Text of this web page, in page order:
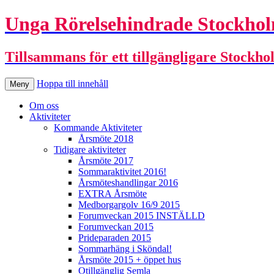
Unga Rörelsehindrade
Tillsammans för ett tillgängligare
Meny Hoppa till innehåll
Om oss
Aktiviteter
Kommande Aktiviteter
Årsmöte 2018
Tidigare aktiviteter
Årsmöte 2017
Sommaraktivitet 2016!
Årsmöteshandlingar 2016
EXTRA Årsmöte
Medborgargolv 16/9 2015
Forumveckan 2015 INSTÄLLD
Forumveckan 2015
Prideparaden 2015
Sommarhäng i Sköndal!
Årsmöte 2015 + öppet hus
Otillgänglig Semla